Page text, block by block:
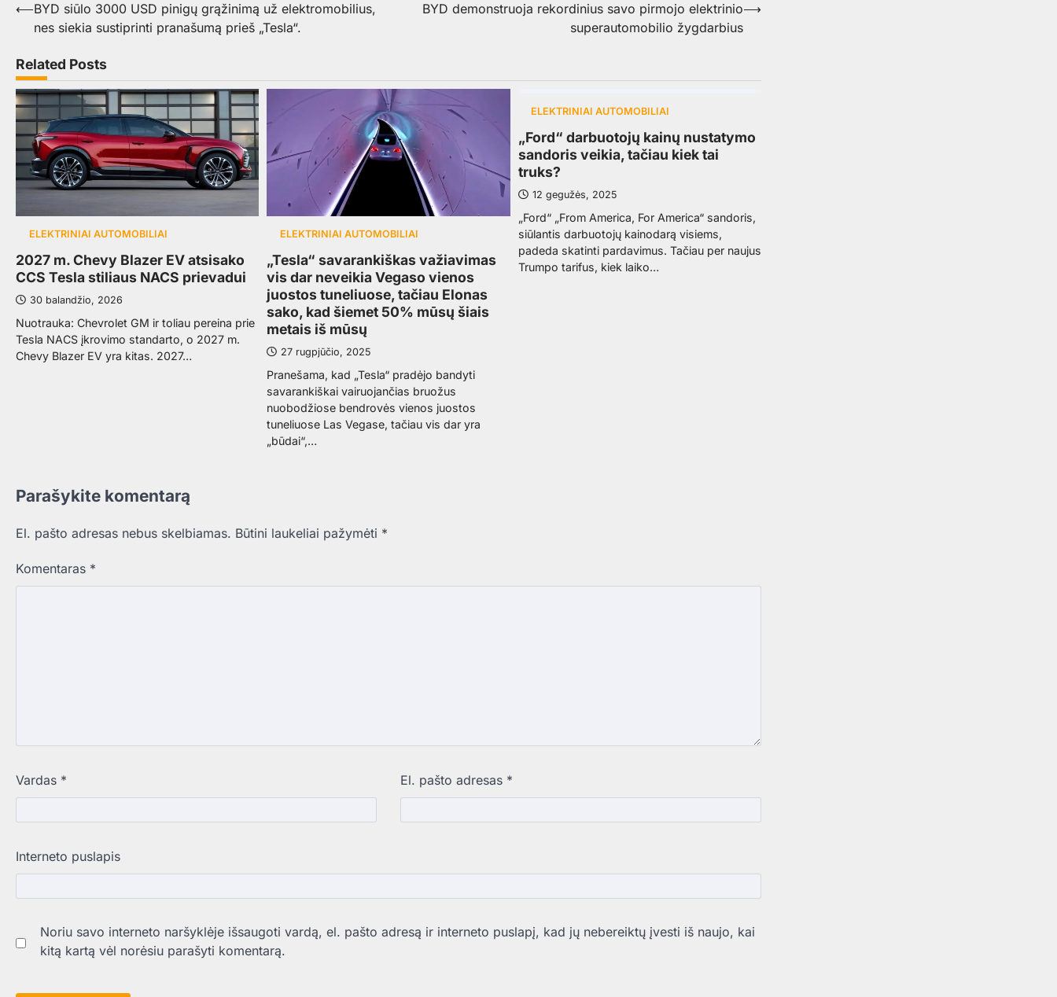
Navigacija
tarp
įrašų
⟵BYD siūlo 3000 USD pinigų grąžinimą už elektromobilius,
nes siekia sustiprinti pranašumą prieš „Tesla“.
BYD demonstruoja rekordinius savo pirmojo elektrinio
superautomobilio žygdarbius
⟶
Related Posts
ELEKTRINIAI AUTOMOBILIAI
2027 m. Chevy Blazer EV atsisako
CCS Tesla stiliaus NACS prievadui
30 balandžio, 2026
Nuotrauka: Chevrolet GM ir toliau pereina prie
Tesla NACS įkrovimo standarto, o 2027 m.
Chevy Blazer EV yra kitas. 2027…
ELEKTRINIAI AUTOMOBILIAI
„Tesla“ savarankiškas važiavimas
vis dar neveikia Vegaso vienos
juostos tuneliuose, tačiau Elonas
sako, kad šiemet 50% mūsų šiais
metais iš mūsų
27 rugpjūčio, 2025
Pranešama, kad „Tesla“ pradėjo bandyti
savarankiškai vairuojančias bruožus
nuobodžiose bendrovės vienos juostos
tuneliuose Las Vegase, tačiau vis dar yra
„būdai“,…
ELEKTRINIAI AUTOMOBILIAI
„Ford“ darbuotojų kainų nustatymo
sandoris veikia, tačiau kiek tai
truks?
12 gegužės, 2025
„Ford“ „From America, For America“ sandoris,
siūlantis darbuotojų kainodarą visiems,
padeda skatinti pardavimus. Tačiau per naujus
Trumpo tarifus, kiek laiko…
Parašykite komentarą
El. pašto adresas nebus skelbiamas. Būtini laukeliai pažymėti *
Komentaras *
Vardas * El. pašto adresas *
Interneto puslapis
Noriu savo interneto naršyklėje išsaugoti vardą, el. pašto adresą ir interneto puslapį, kad jų nebereiktų įvesti iš naujo, kai
kitą kartą vėl norėsiu parašyti komentarą.